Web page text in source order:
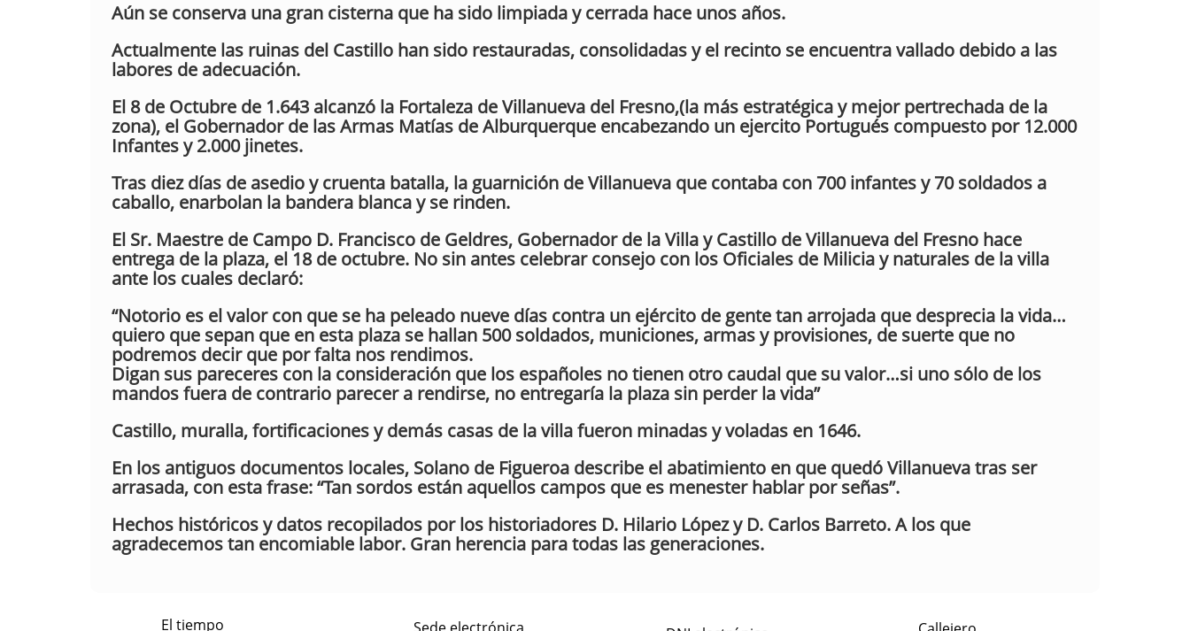
Aún se conserva una gran cisterna que ha sido limpiada y cerrada hace unos años.
Actualmente las ruinas del Castillo han sido restauradas, consolidadas y el recinto se encuentra vallado debido a las
labores de adecuación.
El 8 de Octubre de 1.643 alcanzó la Fortaleza de Villanueva del Fresno,(la más estratégica y mejor pertrechada de la
zona), el Gobernador de las Armas Matías de Alburquerque encabezando un ejercito Portugués compuesto por 12.000
Infantes y 2.000 jinetes.
Tras diez días de asedio y cruenta batalla, la guarnición de Villanueva que contaba con 700 infantes y 70 soldados a
caballo, enarbolan la bandera blanca y se rinden.
El Sr. Maestre de Campo D. Francisco de Geldres, Gobernador de la Villa y Castillo de Villanueva del Fresno hace
entrega de la plaza, el 18 de octubre. No sin antes celebrar consejo con los Oficiales de Milicia y naturales de la villa
ante los cuales declaró:
“Notorio es el valor con que se ha peleado nueve días contra un ejército de gente tan arrojada que desprecia la vida…
quiero que sepan que en esta plaza se hallan 500 soldados, municiones, armas y provisiones, de suerte que no
podremos decir que por falta nos rendimos.
Digan sus pareceres con la consideración que los españoles no tienen otro caudal que su valor…si uno sólo de los
mandos fuera de contrario parecer a rendirse, no entregaría la plaza sin perder la vida”
Castillo, muralla, fortificaciones y demás casas de la villa fueron minadas y voladas en 1646.
En los antiguos documentos locales, Solano de Figueroa describe el abatimiento en que quedó Villanueva tras ser
arrasada, con esta frase: “Tan sordos están aquellos campos que es menester hablar por señas”.
Hechos históricos y datos recopilados por los historiadores D. Hilario López y D. Carlos Barreto. A los que
agradecemos tan encomiable labor. Gran herencia para todas las generaciones.
El tiempo Sede electrónica